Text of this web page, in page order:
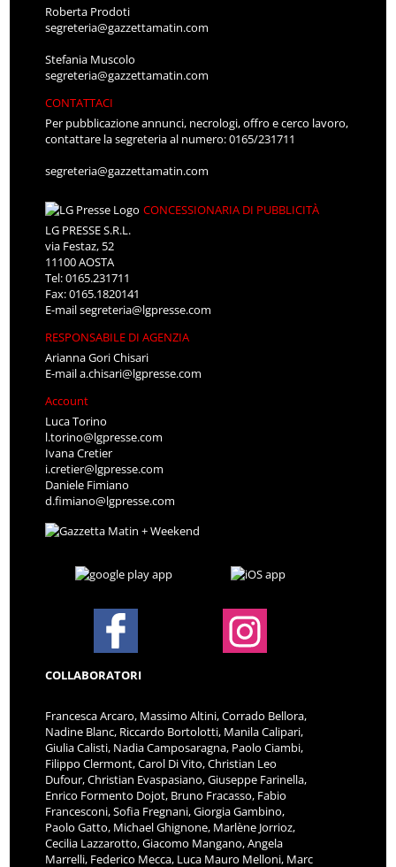
Roberta Prodoti
segreteria@gazzettamatin.com
Stefania Muscolo
segreteria@gazzettamatin.com
CONTATTACI
Per pubblicazione annunci, necrologi, offro e cerco lavoro,
contattare la segreteria al numero: 0165/231711
segreteria@gazzettamatin.com
CONCESSIONARIA DI PUBBLICITÀ
LG PRESSE S.R.L.
via Festaz, 52
11100 AOSTA
Tel: 0165.231711
Fax: 0165.1820141
E-mailsegreteria@lgpresse.com
RESPONSABILE DI AGENZIA
Arianna Gori Chisari
E-maila.chisari@lgpresse.com
Account
Luca Torino
l.torino@lgpresse.com
Ivana Cretier
i.cretier@lgpresse.com
Daniele Fimiano
d.fimiano@lgpresse.com
COLLABORATORI
Francesca Arcaro, Massimo Altini, Corrado Bellora,
Nadine Blanc, Riccardo Bortolotti, Manila Calipari,
Giulia Calisti, Nadia Camposaragna, Paolo Ciambi,
Filippo Clermont, Carol Di Vito, Christian Leo
Dufour, Christian Evaspasiano, Giuseppe Farinella,
Enrico Formento Dojot, Bruno Fracasso, Fabio
Francesconi, Sofia Fregnani, Giorgia Gambino,
Paolo Gatto, Michael Ghignone, Marlène Jorrioz,
Cecilia Lazzarotto, Giacomo Mangano, Angela
Marrelli, Federico Mecca, Luca Mauro Melloni, Marc